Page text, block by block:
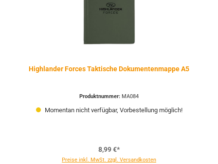
Highlander Forces Taktische Dokumentenmappe A5
Produktnummer: MA084
Momentan nicht verfügbar, Vorbestellung möglich!
8,99 €*
Preise inkl. MwSt. zzgl. Versandkosten